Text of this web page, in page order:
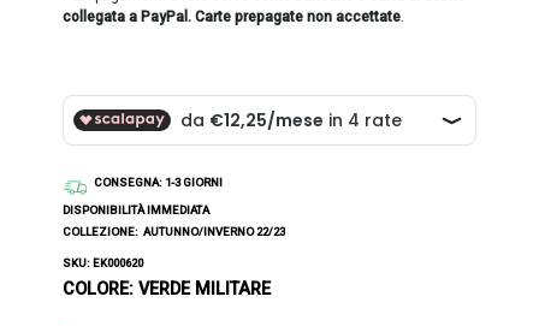
collegata a PayPal. Carte prepagate non accettate.
CONSEGNA: 1-3 GIORNI
DISPONIBILITÀ IMMEDIATA
COLLEZIONE: AUTUNNO/INVERNO 22/23
SKU: EK000620
COLORE: VERDE MILITARE